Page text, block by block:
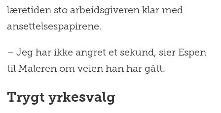
læretiden sto arbeidsgiveren klar med
ansettelsespapirene.
– Jeg har ikke angret et sekund, sier Espen
til Maleren om veien han har gått.
Trygt yrkesvalg